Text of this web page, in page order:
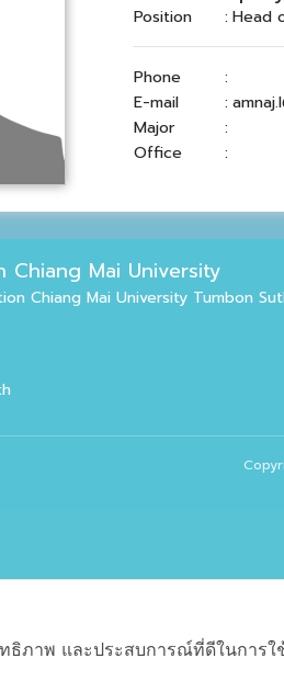
Position : Head
Phone
:
E-mail
:
Major
:
Office
:
Chiang Mai University
Chiang Mai University Tumbon
ทธิภาพ และประสบการณ์ที่ดีในการ